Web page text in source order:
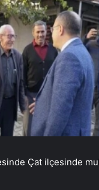
Çat ilçesinde